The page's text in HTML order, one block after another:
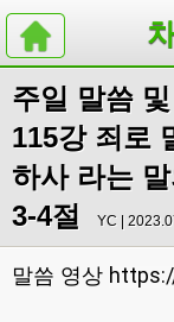
주일 말씀
115강 죄로
하사 라는
3-4절
YC |
말씀 영상